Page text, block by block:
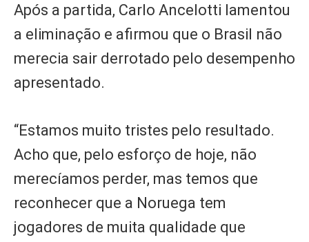
Após a partida, Carlo Ancelotti lamentou
a eliminação e afirmou que o Brasil não
merecia sair derrotado pelo desempenho
apresentado.
“Estamos muito tristes pelo resultado.
Acho que, pelo esforço de hoje, não
merecíamos perder, mas temos que
reconhecer que a Noruega tem
jogadores de muita qualidade que